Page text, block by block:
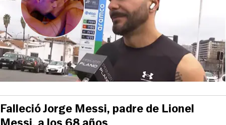
Falleció Jorge Messi, padre de Lionel